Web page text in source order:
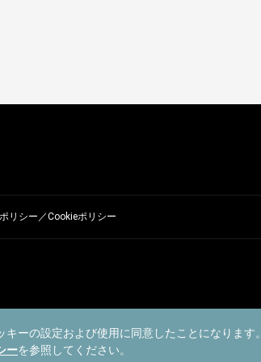
ーの設定および使用に同意したことになります。
ーを参照してください。
リシー／Cookieポリシー